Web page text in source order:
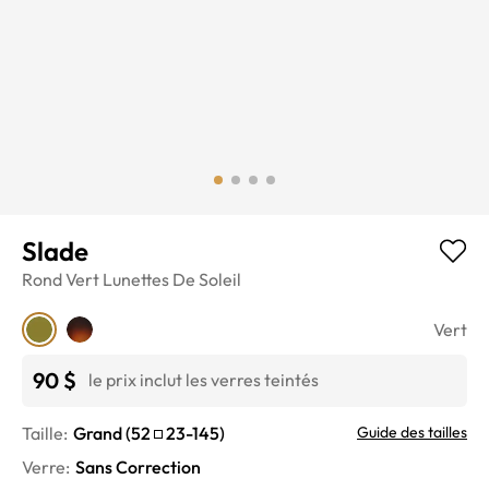
Slade
RondVert Lunettes De Soleil
Vert
90 $ le prix inclut les verres teintés
Taille: Grand(52 23-145) Guide des tailles
Verre: Sans Correction